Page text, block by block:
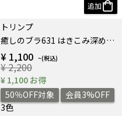
追加
トリンプ
癒しのブラ631 はきこみ深めショーツ
¥ 1,100
¥ 2,200
¥ 1,100 お得
50％OFF対象
会員3%OFF
3色